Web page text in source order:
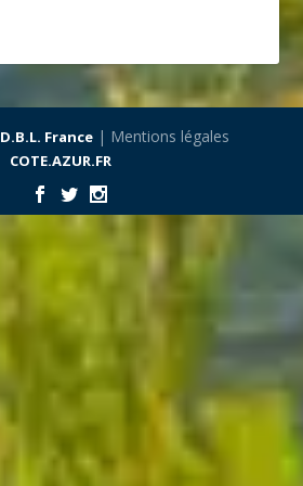
D.B.L. France| Mentions légales
COTE.AZUR.FR